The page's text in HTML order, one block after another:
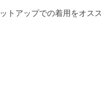
トアップでの着用をオス